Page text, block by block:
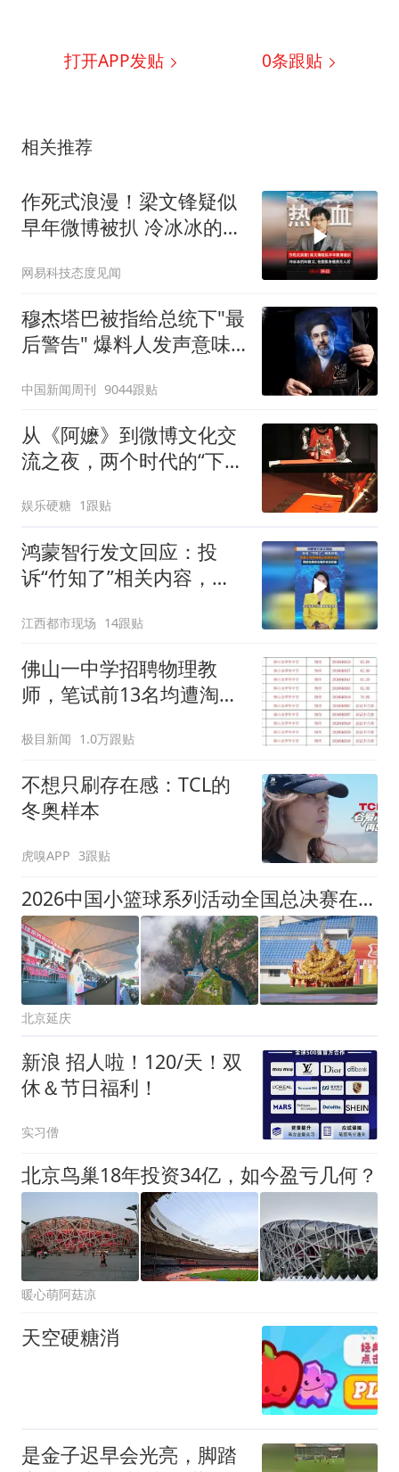
打开APP发贴 0条跟贴
相关推荐
作死式浪漫！梁文锋疑似
早年微博被扒 冷冰冰的AI
区
网易科技态度见闻
穆杰塔巴被指给总统下"最
后警告" 爆料人发声意味
中国新闻周刊 9044跟贴
从《阿嬷》到微博文化交
流之夜，两个时代的“下南
娱乐硬糖 1跟贴
鸿蒙智行发文回应：投
诉“竹知了”相关内容，尊
评
江西都市现场 14跟贴
佛山一中学招聘物理教
师，笔试前13名均遭淘
聘，成立调查组全面核查
极目新闻 1.0万跟贴
不想只刷存在感：TCL的
冬奥样本
虎嗅APP 3跟贴
2026中国小篮球系列活动全国总决赛在延开幕
北京延庆
新浪 招人啦！120/天！双
休＆节日福利！
实习僧
北京鸟巢18年投资34亿，如今盈亏几何？
暖心萌阿菇凉
天空硬糖消
是金子迟早会光亮，脚踏